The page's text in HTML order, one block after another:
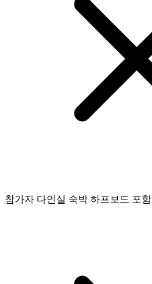
참가자 다인실 숙박 하프보드 포함